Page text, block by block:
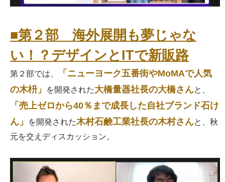
■第２部 海外展開も夢じゃな
い！？デザインとITで新販路
第２部では、
「ニューヨーク五番街やMoMAで人気
の木枡」
を開発された大橋量器社長の大橋さんと、
「売上ゼロから40％まで成長した自社ブランド石け
ん」
を開発された木村石鹸工業社長の木村さんと、秋
元を交えディスカッション。